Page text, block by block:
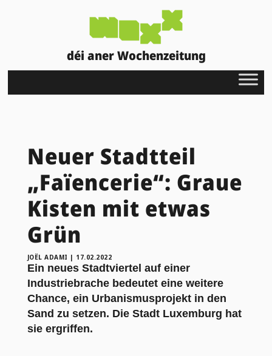
déi aner Wochenzeitung
Neuer Stadtteil
„Faïencerie“: Graue
Kisten mit etwas
Grün
JOËL ADAMI | 17.02.2022
Ein neues Stadtviertel auf einer
Industriebrache bedeutet eine weitere
Chance, ein Urbanismusprojekt in den
Sand zu setzen. Die Stadt Luxemburg hat
sie ergriffen.